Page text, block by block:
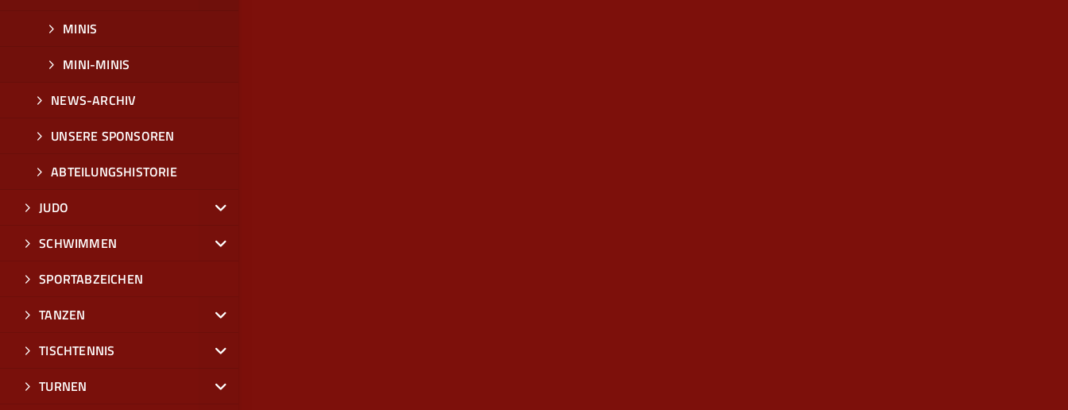
MINIS
MINI-MINIS
NEWS-ARCHIV
UNSERE SPONSOREN
ABTEILUNGSHISTORIE
JUDO
SCHWIMMEN
SPORTABZEICHEN
TANZEN
TISCHTENNIS
TURNEN